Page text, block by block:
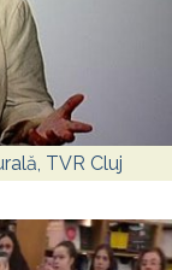
TVR Cluj